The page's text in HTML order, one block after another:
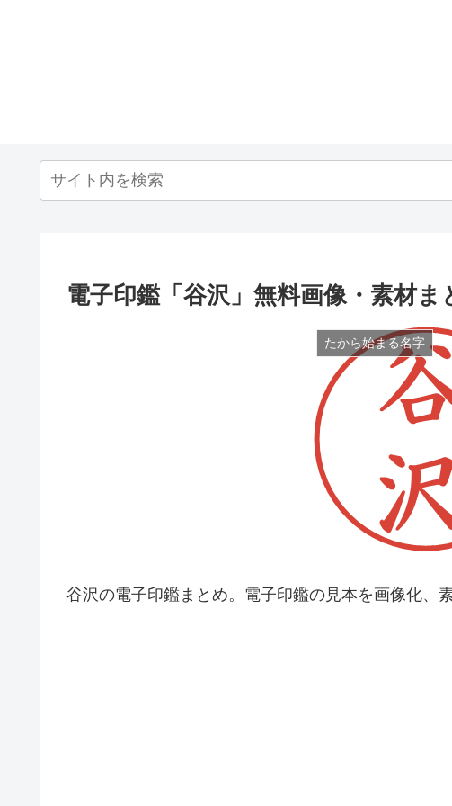
電子印鑑「谷沢」無料画像・素材ま
たから始まる名字
谷沢の電子印鑑まとめ。電子印鑑の見本を画像化、